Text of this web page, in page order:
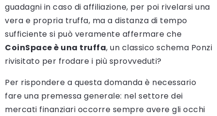
guadagni in caso di affiliazione, per poi rivelarsi una
vera e propria truffa, ma a distanza di tempo
sufficiente si può veramente affermare che
CoinSpace è una truffa, un classico schema Ponzi
rivisitato per frodare i più sprovveduti?
Per rispondere a questa domanda è necessario
fare una premessa generale: nel settore dei
mercati finanziari occorre sempre avere gli occhi